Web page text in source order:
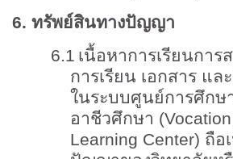
6. ทรัพย์สินทางปัญญา
6.1 เนื้อหาการเรียนกา
การเรียน เอกสาร แ
ในระบบศูนย์การศึกษ
อาชีวศึกษา (
Learning Center) ถือ